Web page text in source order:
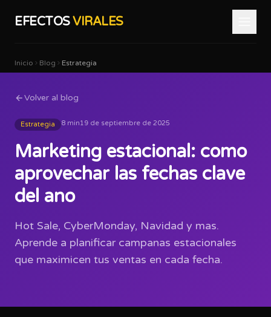
EFECTOSVIRALES
Inicio Blog Estrategia
Volver al blog
Estrategia 8 min19 de septiembre de 2025
Marketing estacional: como
aprovechar las fechas clave
del ano
Hot Sale, CyberMonday, Navidad y mas.
Aprende a planificar campanas estacionales
que maximicen tus ventas en cada fecha.